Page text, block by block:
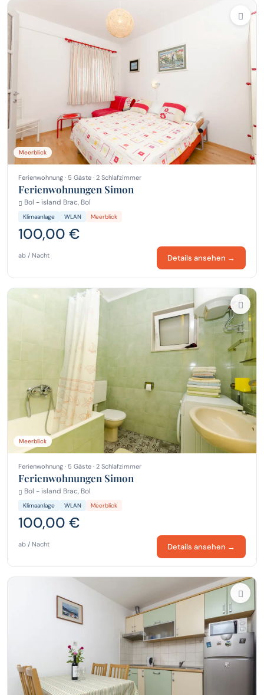
Meerblick
Ferienwohnung · 5 Gäste · 2 Schlafzimmer
Ferienwohnungen Simon
Bol - island Brac, Bol
Klimaanlage WLAN Meerblick
100,00 €
ab / Nacht Details ansehen →
Meerblick
Ferienwohnung · 5 Gäste · 2 Schlafzimmer
Ferienwohnungen Simon
Bol - island Brac, Bol
Klimaanlage WLAN Meerblick
100,00 €
ab / Nacht Details ansehen →